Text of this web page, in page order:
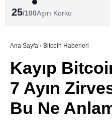
ALTCOİN HABERLERİ
SÖZLÜK
25/100Aşırı Korku
Ana Sayfa › Bitcoin Haberleri
Kayıp
7 Ayın
Bu Ne